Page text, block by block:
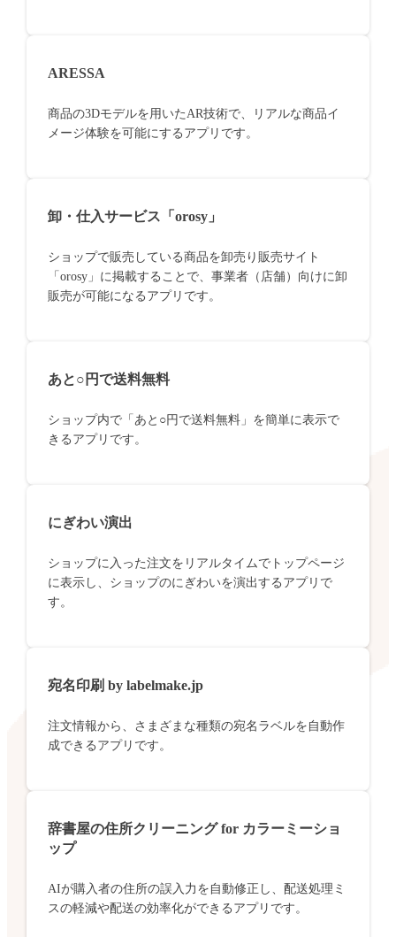
ARESSA
商品の3Dモデルを用いたAR技術で、リアルな商品イ
メージ体験を可能にするアプリです。
卸・仕入サービス「orosy」
ショップで販売している商品を卸売り販売サイト
「orosy」に掲載することで、事業者（店舗）向けに卸
販売が可能になるアプリです。
あと○円で送料無料
ショップ内で「あと○円で送料無料」を簡単に表示で
きるアプリです。
にぎわい演出
ショップに入った注文をリアルタイムでトップページ
に表示し、ショップのにぎわいを演出するアプリで
す。
宛名印刷 by labelmake.jp
注文情報から、さまざまな種類の宛名ラベルを自動作
成できるアプリです。
辞書屋の住所クリーニング for カラーミーショ
ップ
AIが購入者の住所の誤入力を自動修正し、配送処理ミ
スの軽減や配送の効率化ができるアプリです。